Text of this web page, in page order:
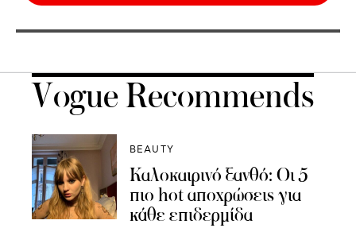
Vogue Recommends
BEAUTY
Καλοκαιρινό ξανθό: Οι 5
πιο hot αποχρώσεις για
κάθε επιδερμίδα